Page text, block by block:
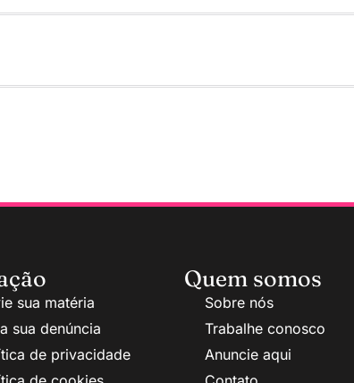
sua matéria
sua denúncia
de privacidade
Quem somos
Sobre nós
Trabalhe conosco
Anuncie aqui